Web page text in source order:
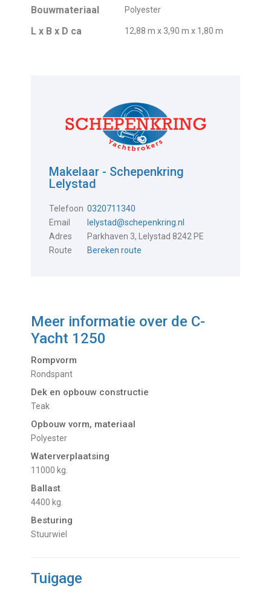
Bouwmateriaal Polyester
L x B x D ca 12,88 m x 3,90 m x 1,80 m
Makelaar - Schepenkring
Lelystad
Telefoon 0320711340
Email
lelystad@schepenkring.nl
Adres
Parkhaven 3, Lelystad 8242 PE
Route
Bereken route
Meer informatie over de C-
Yacht 1250
Rompvorm
Rondspant
Dek en opbouw constructie
Teak
Opbouw vorm, materiaal
Polyester
Waterverplaatsing
11000 kg.
Ballast
4400 kg.
Besturing
Stuurwiel
Tuigage